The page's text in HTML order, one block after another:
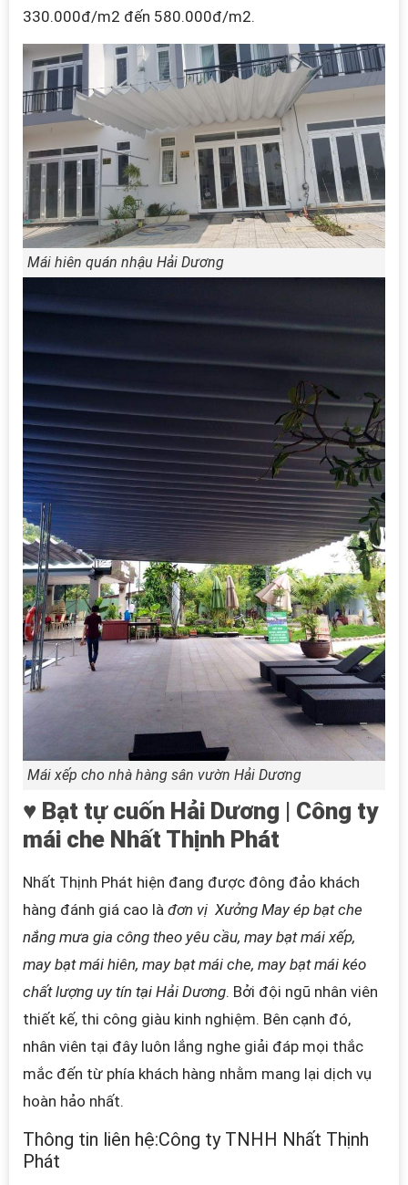
330.000đ/m2 đến 580.000đ/m2.
Mái hiên quán nhậu Hải Dương
Mái xếp cho nhà hàng sân vườn Hải Dương
♥ Bạt tự cuốn Hải Dương | Công ty
mái che Nhất Thịnh Phát
Nhất Thịnh Phát hiện đang được đông đảo khách
hàng đánh giá cao là đơn vị Xưởng May ép bạt che
nắng mưa gia công theo yêu cầu, may bạt mái xếp,
may bạt mái hiên, may bạt mái che, may bạt mái kéo
chất lượng uy tín tại Hải Dương. Bởi đội ngũ nhân viên
thiết kế, thi công giàu kinh nghiệm. Bên cạnh đó,
nhân viên tại đây luôn lắng nghe giải đáp mọi thắc
mắc đến từ phía khách hàng nhằm mang lại dịch vụ
hoàn hảo nhất.
Thông tin liên hệ:Công ty TNHH Nhất Thịnh
Phát